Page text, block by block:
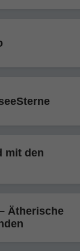
mit den
Ätherische